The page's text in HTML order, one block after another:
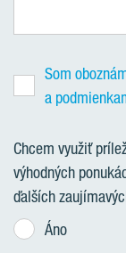
Som
a
Chcem využiť
výhodných
ďalších
Áno